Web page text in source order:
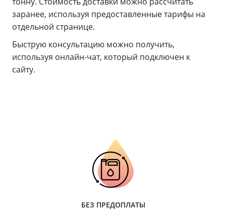
заранее, используя предоставленные тарифы на
отдельной странице.
Быструю консультацию можно получить,
используя онлайн-чат, который подключен к
сайту.
БЕЗ ПРЕДОПЛАТЫ